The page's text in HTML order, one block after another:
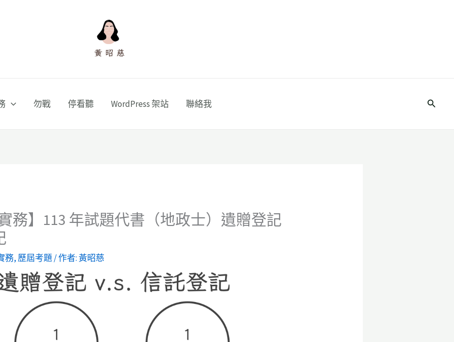
勿戰 停看聽 WordPress 架站 聯絡我
搜
務】113 年試題代書（地政士）遺贈登記
務, 歷屆考題 / 作者:黃昭慈